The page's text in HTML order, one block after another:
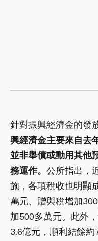
針對振興經濟金的發
興經濟金主要來自去
並非舉債或動用其他
務運作。 公所指出，
施，各項稅收也明顯
萬元、贈與稅增加
加500多萬元。此外
3.6億元，順利結餘